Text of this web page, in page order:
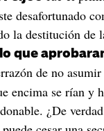
desafortunado
la destitución de
que
de no
encima se rían y
¿De